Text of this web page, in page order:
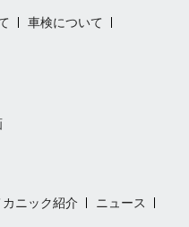
車検について
カニック紹介
ニュース